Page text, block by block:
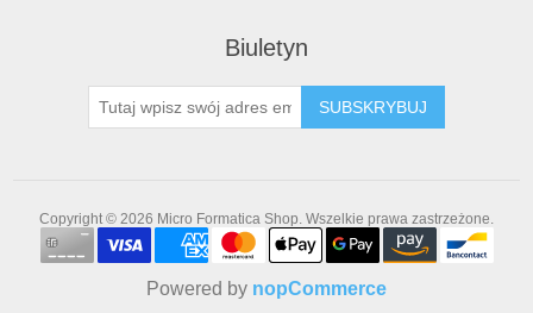
Biuletyn
SUBSKRYBUJ
Copyright © 2026 Micro Formatica Shop. Wszelkie prawa zastrzeżone.
Powered by nopCommerce